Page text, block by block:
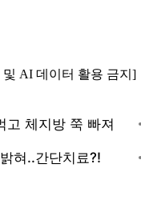
AI 데이터 활용 금지]